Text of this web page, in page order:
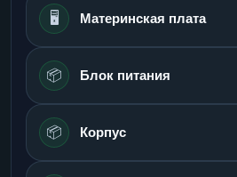
🖥️ Материнская плата
📦 Блок питания
📦 Корпус